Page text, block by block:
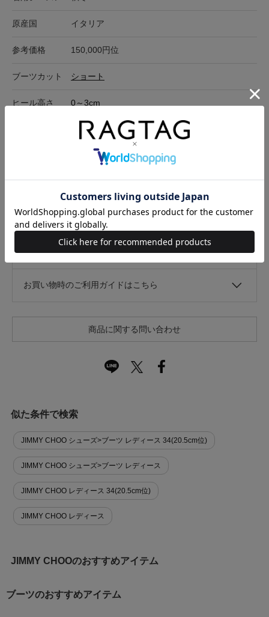
原産国 イタリア
参考価格 150,000円位
ブーツカット ショート
ヒール高さ 0～3cm
オンラインショップ
ヒール ソール裏(全長)
サイズの測り方について
キャンセル・返品について
お買い物時のご利用ガイドはこちら
商品に関する問い合わせ
似た条件で検索
JIMMY CHOO シューズ>ブーツ レディース 34(20.5cm位)
JIMMY CHOO シューズ>ブーツ レディース
JIMMY CHOO レディース 34(20.5cm位)
JIMMY CHOO レディース
JIMMY CHOOのおすすめアイテム
ブーツのおすすめアイテム